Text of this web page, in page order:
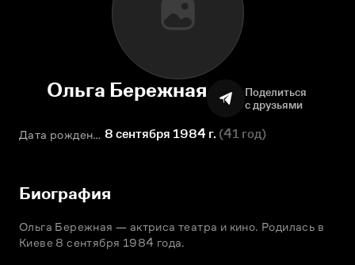
Ольга Бережная
Поделиться
с друзьями
Дата рождения 8 сентября 1984 г. (41 год)
Биография
Ольга Бережная — актриса театра и кино. Родилась в
Киеве 8 сентября 1984 года.